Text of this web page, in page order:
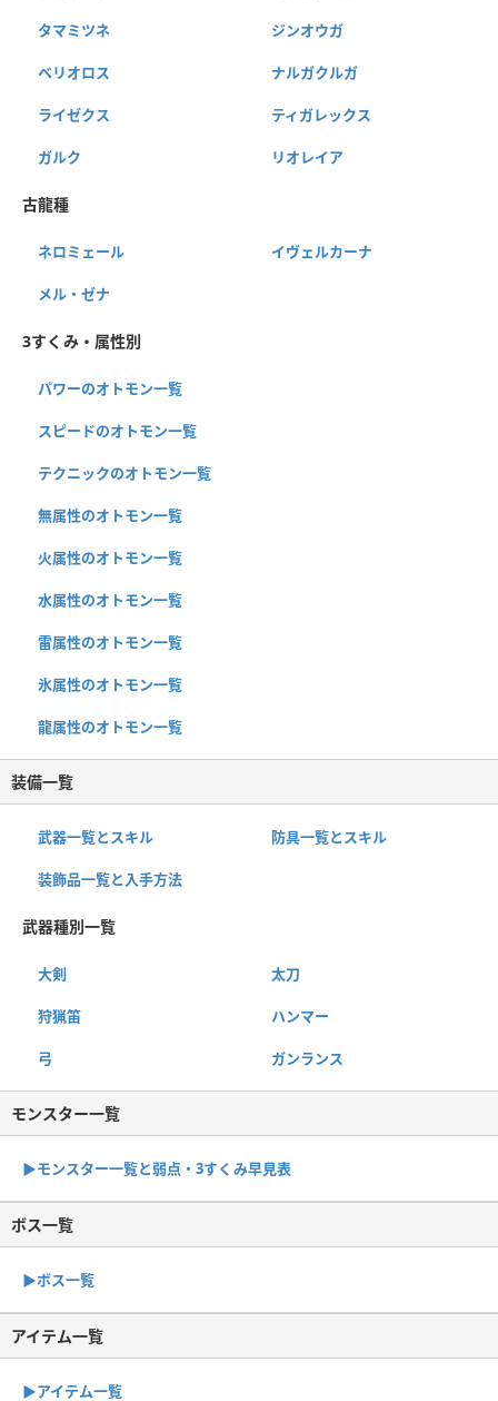
タマミツネ ジンオウガ
ベリオロス ナルガクルガ
ライゼクス ティガレックス
ガルク リオレイア
古龍種
ネロミェール イヴェルカーナ
メル・ゼナ
3すくみ・属性別
パワーのオトモン一覧
スピードのオトモン一覧
テクニックのオトモン一覧
無属性のオトモン一覧
火属性のオトモン一覧
水属性のオトモン一覧
雷属性のオトモン一覧
氷属性のオトモン一覧
龍属性のオトモン一覧
装備一覧
武器一覧とスキル 防具一覧とスキル
装飾品一覧と入手方法
武器種別一覧
大剣 太刀
狩猟笛 ハンマー
弓 ガンランス
モンスター一覧
▶︎モンスター一覧と弱点・3すくみ早見表
ボス一覧
▶︎ボス一覧
アイテム一覧
▶アイテム一覧